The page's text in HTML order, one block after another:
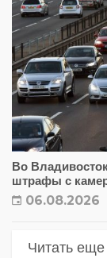
Во
штрафы с
06.08.2026
Читать еще